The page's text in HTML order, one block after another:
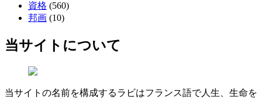
資格 (560)
邦画 (10)
当サイトについて
当サイトの名前を構成するラビはフランス語で人生、生命を